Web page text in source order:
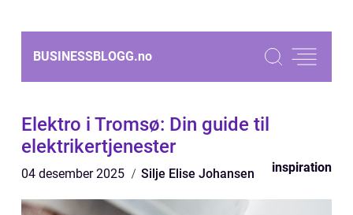
BUSINESSBLOGG.no
Elektro i Tromsø: Din guide til
elektrikertjenester
04 desember 2025 Silje Elise Johansen inspiration